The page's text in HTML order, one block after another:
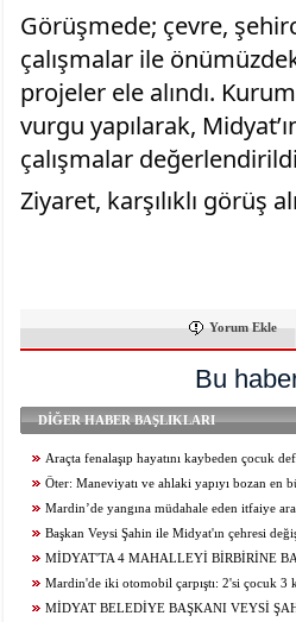
Görüşmede; çevre,
çalışmalar ile
projeler ele alındı.
vurgu yapılarak,
çalışmalar
Ziyaret, karşılıklı görüş
Yorum Ekle
Bu
DİĞER HABER BAŞLIKLARI
Araçta fenalaşıp hayatını kaybeden çocuk
Öter: Maneviyatı ve ahlaki yapıyı bozan en
olumsuzluklardan biri de sanal kumardır
Mardin’de yangına müdahale eden itfaiye
itfaiye eri öldü
Başkan Veysi Şahin ile Midyat'ın çehresi
MİDYAT'TA 4 MAHALLEYİ BİRBİRİNE
YOLU YENİLENDİ
Mardin'de iki otomobil çarpıştı: 2'si çocuk 3
MİDYAT BELEDİYE BAŞKANI VEYSİ